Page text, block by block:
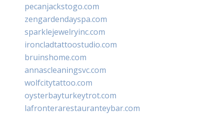
pecanjackstogo.com
zengardendayspa.com
sparklejewelryinc.com
ironcladtattoostudio.com
bruinshome.com
annascleaningsvc.com
wolfcitytattoo.com
oysterbayturkeytrot.com
lafronterarestauranteybar.com